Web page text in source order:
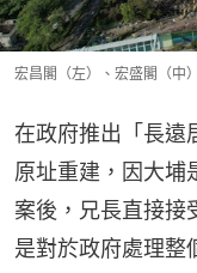
宏昌閣（左）、宏盛閣（中
在政府推出「長遠
原址重建，因大埔
案後，兄長直接接
是對於政府處理整